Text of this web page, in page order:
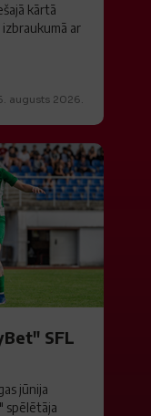
kārtā
izbraukumā ar
augusts 2026.
SFL
jūnija
spēlētāja